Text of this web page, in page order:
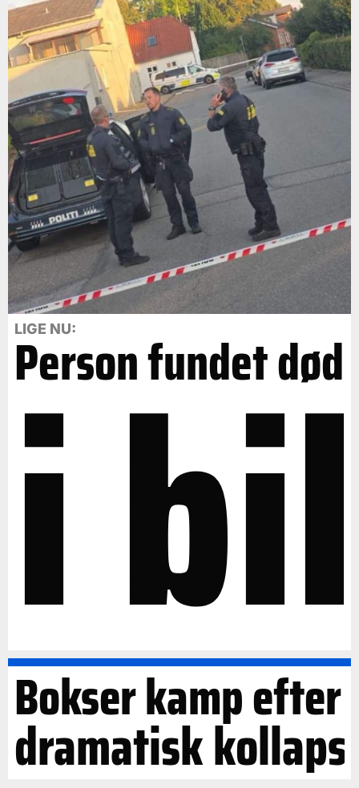
LIGE NU:
Person fundet død
i bil
Bokser kamp efter
dramatisk kollaps